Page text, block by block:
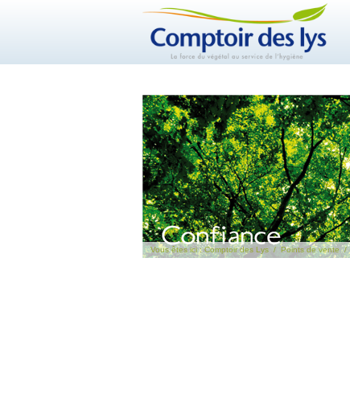
Vous êtes ici : Comptoir des Lys /Points de vente /